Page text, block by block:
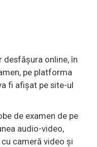
desfășura online, în
pe platforma
fi afișat pe site-ul
de examen de pe
audio-video,
cameră video și